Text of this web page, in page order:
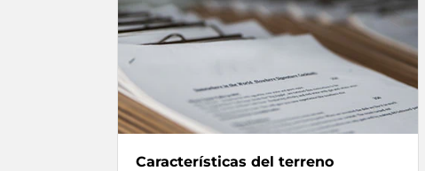
Características del terreno